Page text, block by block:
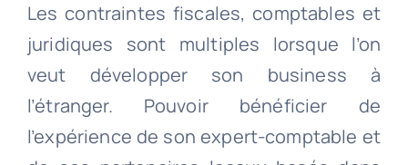
Les contraintes fiscales, comptables et
juridiques sont multiples lorsque l’on
veut développer son business à
l’étranger. Pouvoir bénéficier de
l’expérience de son expert-comptable et